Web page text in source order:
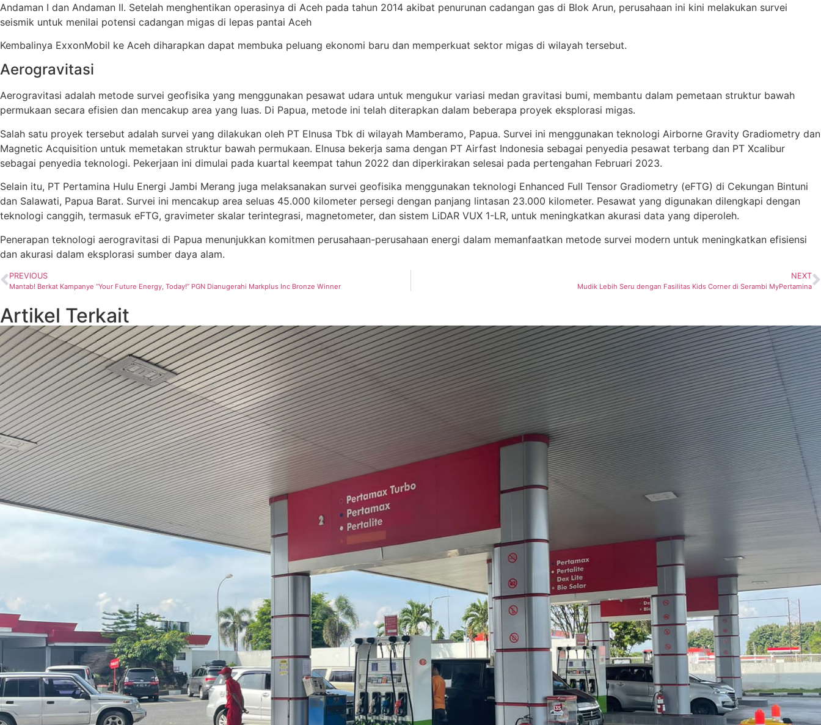
Andaman I dan Andaman II. Setelah menghentikan operasinya di Aceh pada tahun 2014 akibat penurunan cadangan gas di Blok Arun, perusahaan ini kini melakukan survei
seismik untuk menilai potensi cadangan migas di lepas pantai Aceh
Kembalinya ExxonMobil ke Aceh diharapkan dapat membuka peluang ekonomi baru dan memperkuat sektor migas di wilayah tersebut.
Aerogravitasi
Aerogravitasi adalah metode survei geofisika yang menggunakan pesawat udara untuk mengukur variasi medan gravitasi bumi, membantu dalam pemetaan struktur bawah
permukaan secara efisien dan mencakup area yang luas. Di Papua, metode ini telah diterapkan dalam beberapa proyek eksplorasi migas.
Salah satu proyek tersebut adalah survei yang dilakukan oleh PT Elnusa Tbk di wilayah Mamberamo, Papua. Survei ini menggunakan teknologi Airborne Gravity Gradiometry dan
Magnetic Acquisition untuk memetakan struktur bawah permukaan. Elnusa bekerja sama dengan PT Airfast Indonesia sebagai penyedia pesawat terbang dan PT Xcalibur
sebagai penyedia teknologi. Pekerjaan ini dimulai pada kuartal keempat tahun 2022 dan diperkirakan selesai pada pertengahan Februari 2023.
Selain itu, PT Pertamina Hulu Energi Jambi Merang juga melaksanakan survei geofisika menggunakan teknologi Enhanced Full Tensor Gradiometry (eFTG) di Cekungan Bintuni
dan Salawati, Papua Barat. Survei ini mencakup area seluas 45.000 kilometer persegi dengan panjang lintasan 23.000 kilometer. Pesawat yang digunakan dilengkapi dengan
teknologi canggih, termasuk eFTG, gravimeter skalar terintegrasi, magnetometer, dan sistem LiDAR VUX 1-LR, untuk meningkatkan akurasi data yang diperoleh.
Penerapan teknologi aerogravitasi di Papua menunjukkan komitmen perusahaan-perusahaan energi dalam memanfaatkan metode survei modern untuk meningkatkan efisiensi
dan akurasi dalam eksplorasi sumber daya alam.
PREVIOUS
Mantab! Berkat Kampanye “Your Future Energy, Today!” PGN Dianugerahi Markplus Inc Bronze Winner
NEXT
Mudik Lebih Seru dengan Fasilitas Kids Corner di Serambi MyPertamina
Artikel Terkait